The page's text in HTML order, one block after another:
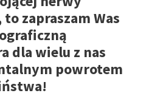
zapraszam Was
dla wielu z nas
powrotem